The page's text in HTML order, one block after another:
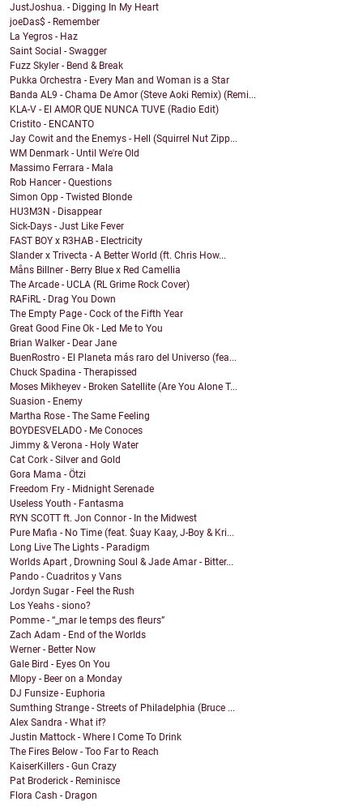
JustJoshua. - Digging In My Heart
joeDas$ - Remember
La Yegros - Haz
Saint Social - Swagger
Fuzz Skyler - Bend & Break
Pukka Orchestra - Every Man and Woman is a Star
Banda AL9 - Chama De Amor (Steve Aoki Remix) (Remi...
KLA-V - El AMOR QUE NUNCA TUVE (Radio Edit)
Cristito - ENCANTO
Jay Cowit and the Enemys - Hell (Squirrel Nut Zipp...
WM Denmark - Until We're Old
Massimo Ferrara - Mala
Rob Hancer - Questions
Simon Opp - Twisted Blonde
HU3M3N - Disappear
Sick-Days - Just Like Fever
FAST BOY x R3HAB - Electricity
Slander x Trivecta - A Better World (ft. Chris How...
Måns Billner - Berry Blue x Red Camellia
The Arcade - UCLA (RL Grime Rock Cover)
RAFiRL - Drag You Down
The Empty Page - Cock of the Fifth Year
Great Good Fine Ok - Led Me to You
Brian Walker - Dear Jane
BuenRostro - El Planeta más raro del Universo (fea...
Chuck Spadina - Therapissed
Moses Mikheyev - Broken Satellite (Are You Alone T...
Suasion - Enemy
Martha Rose - The Same Feeling
BOYDESVELADO - Me Conoces
Jimmy & Verona - Holy Water
Cat Cork - Silver and Gold
Gora Mama - Ötzi
Freedom Fry - Midnight Serenade
Useless Youth - Fantasma
RYN SCOTT ft. Jon Connor - In the Midwest
Pure Mafia - No Time (feat. $uay Kaay, J-Boy & Kri...
Long Live The Lights - Paradigm
Worlds Apart , Drowning Soul & Jade Amar - Bitter...
Pando - Cuadritos y Vans
Jordyn Sugar - Feel the Rush
Los Yeahs - siono?
Pomme - “_mar le temps des fleurs”
Zach Adam - End of the Worlds
Werner - Better Now
Gale Bird - Eyes On You
Mlopy - Beer on a Monday
DJ Funsize - Euphoria
Sumthing Strange - Streets of Philadelphia (Bruce ...
Alex Sandra - What if?
Justin Mattock - Where I Come To Drink
The Fires Below - Too Far to Reach
KaiserKillers - Gun Crazy
Pat Broderick - Reminisce
Flora Cash - Dragon